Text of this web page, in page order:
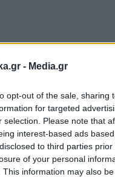
- Media.gr
opt-out of the sale,
for targeted
selection. Please note that
interest-based ads
to third parties
of your personal
This information may also
και τους
τελευταίο έτος
Γ’ Τάξη
της Β’ Τάξης
εσπερινών ΕΠΑ.Λ.